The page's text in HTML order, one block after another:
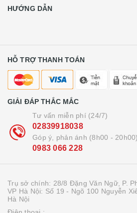
HƯỚNG DẪN
HỖ TRỢ THANH TOÁN
GIẢI ĐÁP THẮC MẮC
Tư vấn miễn phí (24/7)
02839918038
Góp ý, phản ánh (8h00 - 20h00)
0983 066 228
Trụ sở chính: 28/8 Đặng Văn Ngữ, P.
VP Hà Nội: Số 19 - Ngõ 100 Nguyễn
Hà Nội